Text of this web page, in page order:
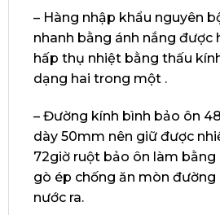
– Hàng nhập khẩu nguyên
nhanh bằng ánh nắng được
hấp thụ nhiệt bằng thấu
dạng hai trong một .
– Đường kính bình bảo ôn
dày 50mm nên giữ được
72giờ ruột bảo ôn làm
gò ép chống ăn mòn đường
nước ra.